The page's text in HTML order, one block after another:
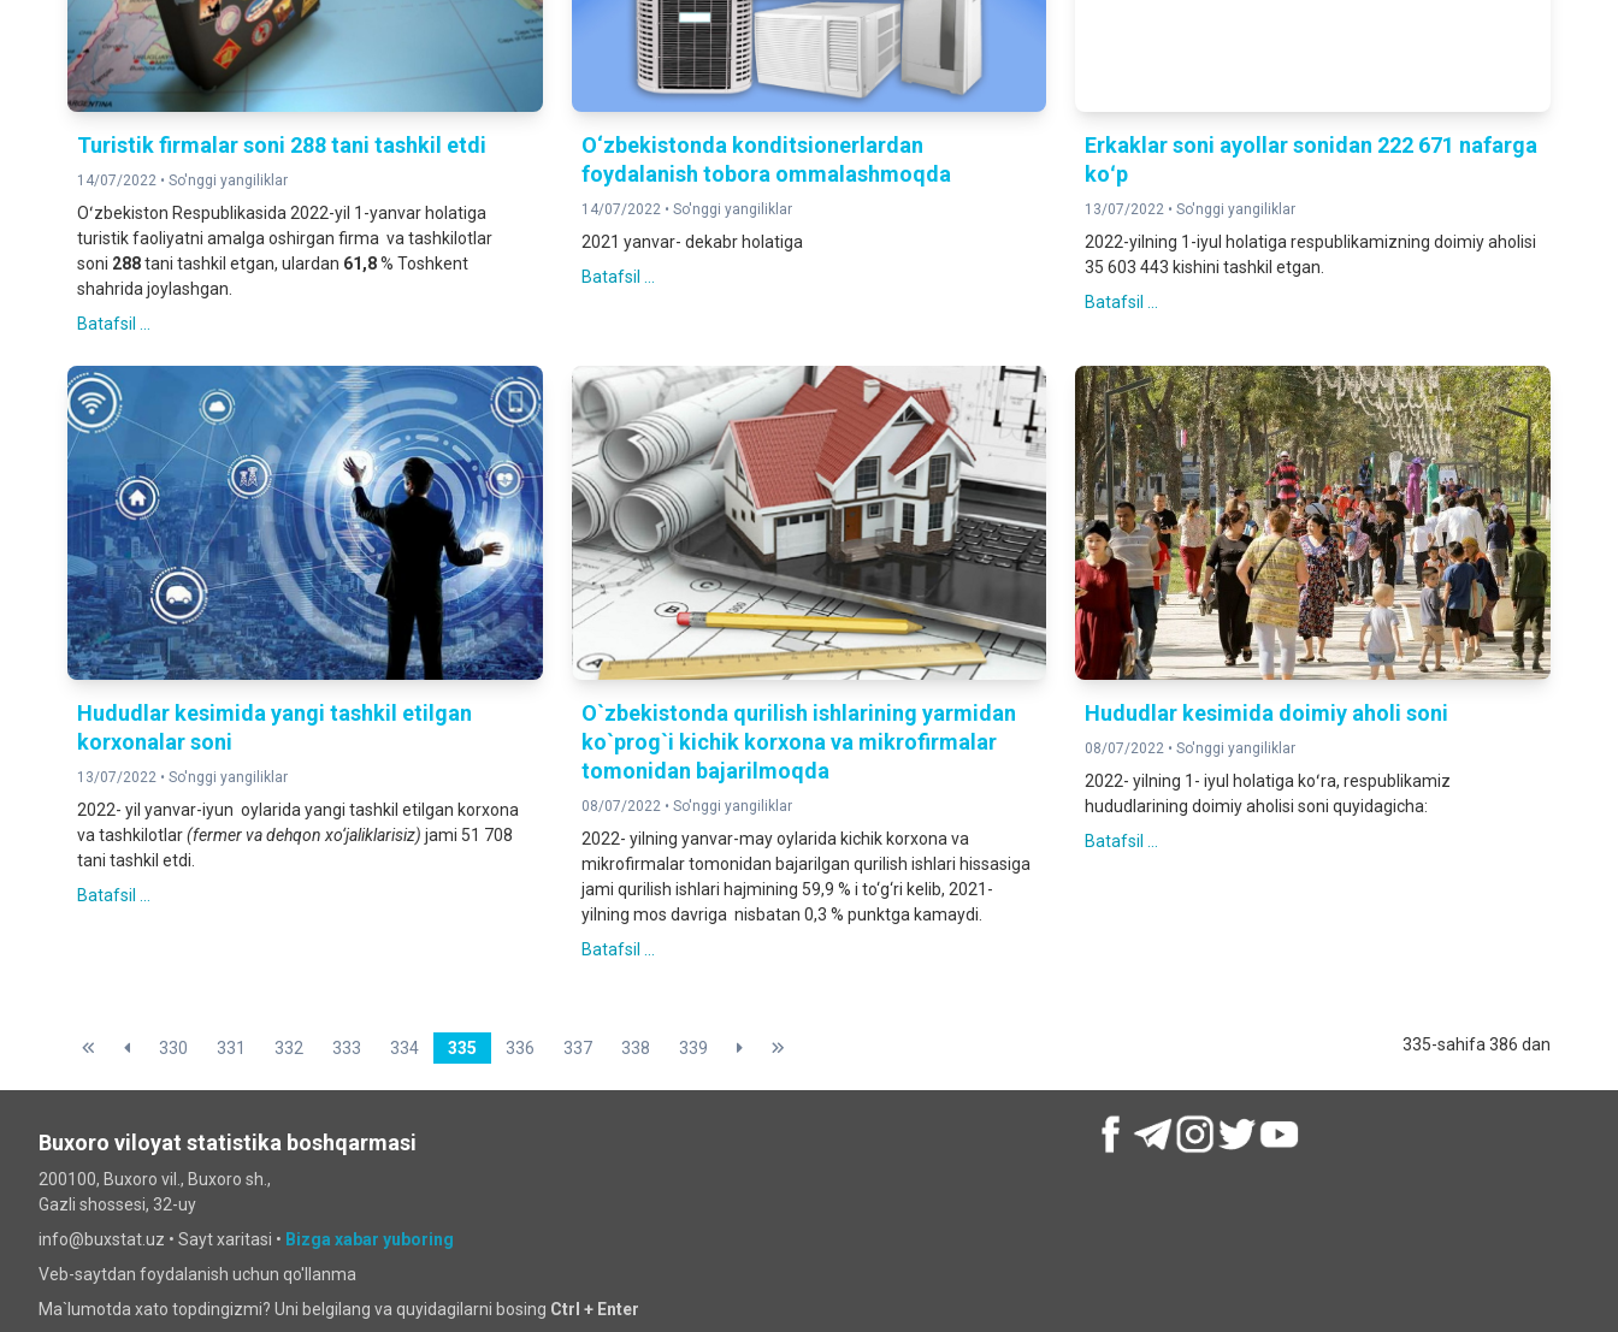
Turistik firmalar soni 288 tani tashkil etdi
14/07/2022 • So'nggi yangiliklar
Oʻzbekiston Respublikasida 2022-yil 1-yanvar holatiga
turistik faoliyatni amalga oshirgan firma va tashkilotlar
soni 288tani tashkil etgan, ulardan 61,8% Toshkent
shahrida joylashgan.
Batafsil ...
O‘zbekistonda konditsionerlardan
foydalanish tobora ommalashmoqda
14/07/2022 • So'nggi yangiliklar
2021 yanvar- dekabr holatiga
Batafsil ...
Erkaklar soni ayollar sonidan 222 671 nafarga
koʻp
13/07/2022 •So'nggi yangiliklar
2022-yilning 1-iyul holatiga respublikamizning doimiy aholisi
35 603 443 kishini tashkil etgan.
Batafsil ...
Hududlar kesimida yangi tashkil etilgan
korxonalar soni
13/07/2022 • So'nggi yangiliklar
2022- yil yanvar-iyun oylarida yangi tashkil etilgan korxona
va tashkilotlar(fermer va dehqon xo‘jaliklarisiz) jami 51 708
tani tashkil etdi.
Batafsil ...
O`zbekistonda qurilish ishlarining yarmidan
ko`prog`i kichik korxona va mikrofirmalar
tomonidan bajarilmoqda
08/07/2022 • So'nggi yangiliklar
2022- yilning yanvar-may oylarida kichik korxona va
mikrofirmalar tomonidan bajarilgan qurilish ishlari hissasiga
jami qurilish ishlari hajmining 59,9 % i to‘g‘ri kelib, 2021-
yilning mos davriga nisbatan 0,3 % punktga kamaydi.
Batafsil ...
Hududlar kesimida doimiy aholi soni
08/07/2022 •So'nggi yangiliklar
2022- yilning 1- iyul holatiga koʻra, respublikamiz
hududlarining doimiy aholisi soni quyidagicha:
Batafsil ...
335-sahifa 386 dan
330 331 332 333 334 335 336 337 338 339
Buxoro viloyat statistika boshqarmasi
200100, Buxoro vil., Buxoro sh.,
Gazli shossesi, 32-uy
info@buxstat.uz • Sayt xaritasi • Bizga xabar yuboring
Veb-saytdan foydalanish uchun qo'llanma
Ma`lumotda xato topdingizmi? Uni belgilang va quyidagilarni bosing Ctrl + Enter